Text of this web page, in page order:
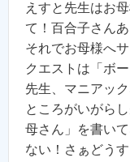
えすと先生はお
て！百合子さんあ
それでお母様へ
クエストは「ボ
先生、マニアッ
ところがいがら
母さん」を書い
ない！さぁどう